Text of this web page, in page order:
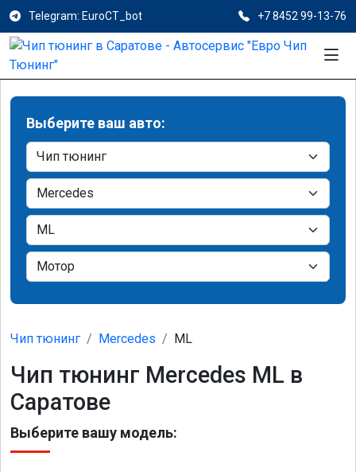
Telegram: EuroCT_bot +7 8452 99-13-76
Выберите ваш авто:
Чип тюнинг Mercedes ML
Чип тюнинг Mercedes ML в
Саратове
Выберите вашу модель: